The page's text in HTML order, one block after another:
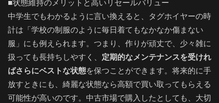
■状態維持のメリットと高いリセールバリュー
中学生でもわかるように言い換えると、タグホイヤーの時
計は「学校の制服のように毎日着てもなかなか傷まない
服」にも例えられます。つまり、作りが頑丈で、少々雑に
扱っても長持ちしやすく、 定期的なメンテナンスを受けれ
ばさらにベストな状態を保つことができます。将来的に手
放すときにも、綺麗な状態なら高額で買い取ってもらえる
可能性が高いのです。中古市場で購入したとしても、大切